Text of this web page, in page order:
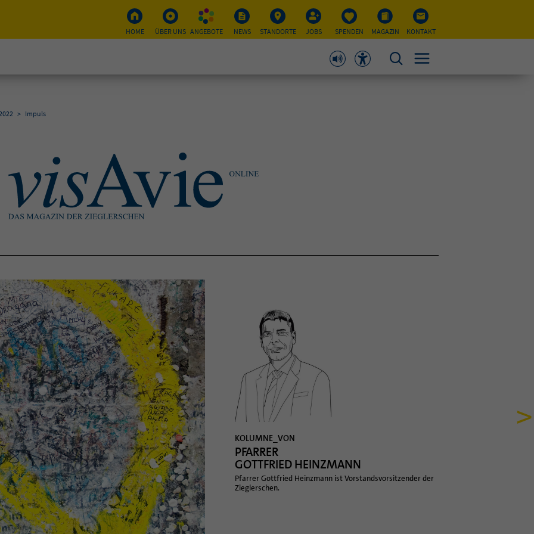
HOME ÜBER UNS ANGEBOTE NEWS STANDORTE JOBS SPENDEN MAGAZIN KONTAKT
> Impuls
>
KOLUMNE_VON
PFARRER
GOTTFRIED HEINZMANN
Pfarrer Gottfried Heinzmann ist Vorstandsvorsitzender der
Zieglerschen.